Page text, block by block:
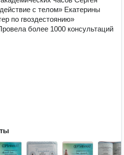
с телом» Екатерины
по гвоздестоянию»
более 1000 консультаций